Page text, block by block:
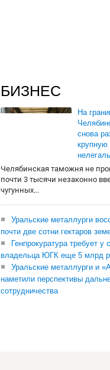
БИЗНЕС
На
снова
крупную
Челябинская таможня не
почти 3 тысячи незаконно
чугунных...
Уральские металлурги
почти две сотни гектаров
Генпрокуратура требует у
владельца ЮГК еще 5 млрд
Уральские металлурги и
наметили перспективы
сотрудничества